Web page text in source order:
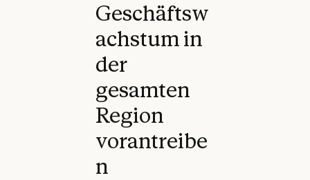
Geschäftsw
achstum in
der
gesamten
Region
vorantreibe
n